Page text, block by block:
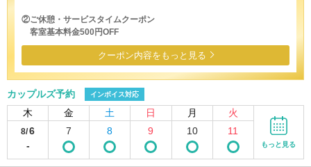
②ご休憩・サービスタイムクーポン
客室基本料金500円OFF
クーポン内容をもっと見る
カップルズ予約 インボイス対応
木 金 土 日 月 火
8/6
-
7 8 9 10 11
もっと見る